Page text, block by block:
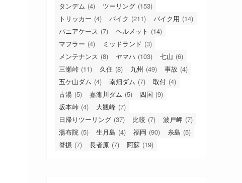
タンデム (4) ツーリング (153)
トリッカー (4) バイク (211) バイク用 (14)
パニアケース (7) ヘルメット (14)
マフラー (4) ミッドランド (3)
メンテナンス (8) ヤマハ (103) 七山 (6)
三瀬峠 (11) 久住 (8) 九州 (49) 事故 (4)
五ケ山ダム (4) 南畑ダム (7) 取付 (4)
古湯 (5) 嘉瀬川ダム (5) 四国 (9)
坂本峠 (4) 大観峰 (7)
日帰りツーリング (37) 比較 (7) 波戸岬 (7)
湯布院 (5) 生月島 (4) 福岡 (90) 糸島 (5)
脊振 (7) 長者原 (7) 阿蘇 (19)